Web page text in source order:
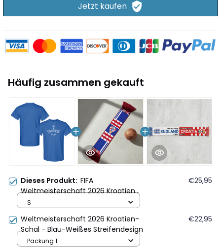
Jetzt kaufen
Häufig zusammen gekauft
Dieses Produkt: FIFA
Weltmeisterschaft 2026 Kroatien
Gründungsjahr Grafik Unisex T-Shirt -
€25,95
S
Weltmeisterschaft 2026 Kroatien-
Schal - Blau-Weißes Streifendesign
€22,95
Packung 1